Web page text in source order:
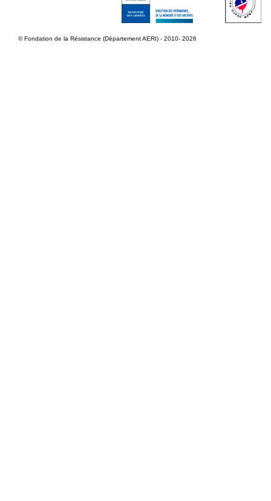
© Fondation de la Résistance (Département AERI) - 2010- 2026